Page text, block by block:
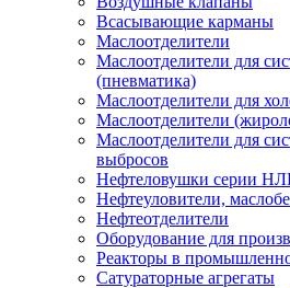
Всасывающие карманы
Маслоотделители
Маслоотделители для
(пневматика)
Маслоотделители для
Маслоотделители
Маслоотделители для
выбросов
Нефтеловушки серии
Нефтеуловители,
Нефтеотделители
Оборудование для
Реакторы в
Сатураторные агрегаты